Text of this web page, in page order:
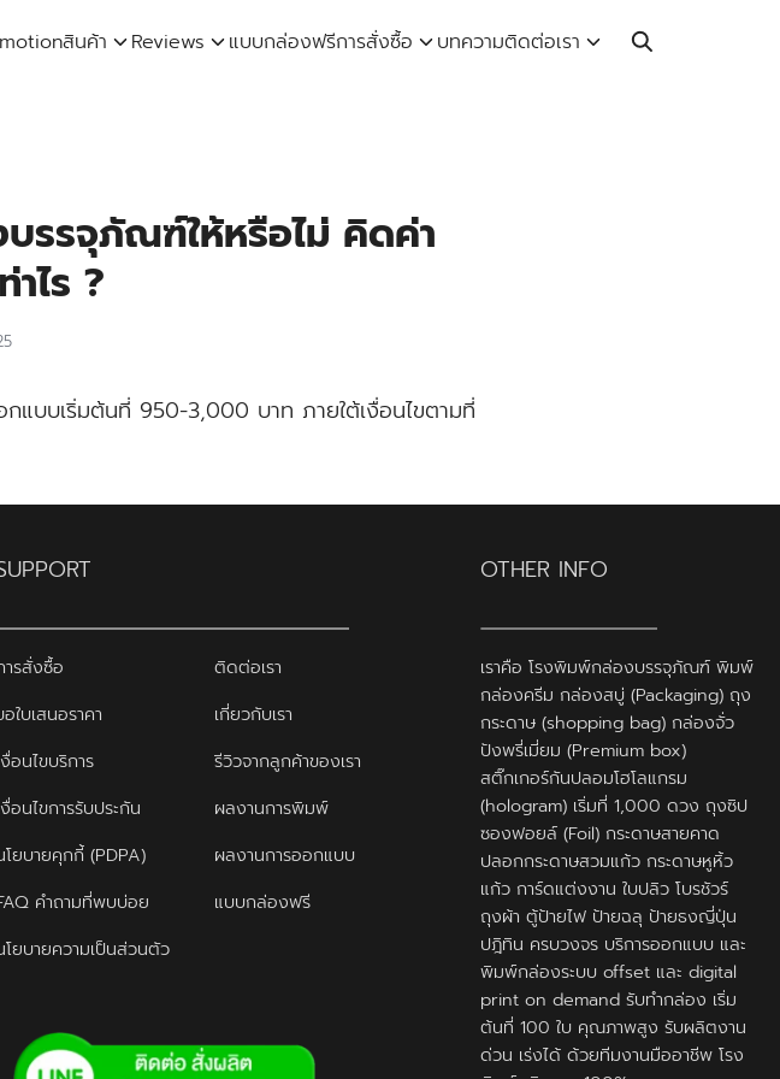
สินค้า Reviews แบบกล่องฟรีการสั่งซื้อ บทความติดต่อเรา
รรจุภัณฑ์ให้หรือไม่ คิดค่า
ไร ?
แบบเริ่มต้นที่ 950-3,000 บาท ภายใต้เงื่อนไขตามที่
ารสั่งซื้อ
ติดต่อเรา
ใบเสนอราคา
เกี่ยวกับเรา
งื่อนไขบริการ
รีวิวจากลูกค้าของเรา
งื่อนไขการรับประกัน
ผลงานการพิมพ์
โยบายคุกกี้ (PDPA)
ผลงานการออกแบบ
คำถามที่พบบ่อย
แบบกล่องฟรี
โยบายความเป็นส่วนตัว
OTHER INFO
เราคือ โรงพิมพ์กล่องบรรจุภัณฑ์ พิมพ์
กล่องครีม กล่องสบู่ (Packaging) ถุง
กระดาษ (shopping bag) กล่องจั่ว
ปังพรี่เมี่ยม (Premium box)
สติ๊กเกอร์กันปลอมโฮโลแกรม
(hologram) เริ่มที่ 1,000 ดวง ถุงซิป
ซองฟอยล์ (Foil) กระดาษสายคาด
ปลอกกระดาษสวมแก้ว กระดาษหูหิ้ว
แก้ว การ์ดแต่งงาน ใบปลิว โบรชัวร์
ถุงผ้า ตู้ป้ายไฟ ป้ายฉลุ ป้ายธงญี่ปุ่น
ปฎิทิน ครบวงจร บริการออกแบบ และ
พิมพ์กล่องระบบ offset และ digital
print on demand รับทำกล่อง เริ่ม
ต้นที่ 100 ใบ คุณภาพสูง รับผลิตงาน
ด่วน เร่งได้ ด้วยทีมงานมืออาชีพ โรง